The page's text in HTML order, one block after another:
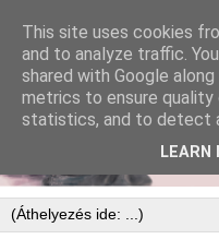
This site uses cookies
and to analyze traffic.
shared with Google
metrics to ensure quality
statistics, and to detect
LEARN